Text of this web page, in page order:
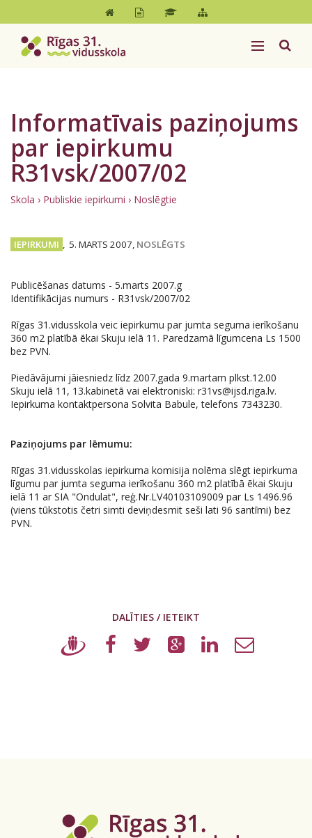
Informatīvais paziņojums
par iepirkumu
R31vsk/2007/02
Skola › Publiskie iepirkumi › Noslēgtie
IEPIRKUMI , 5. MARTS 2007, NOSLĒGTS
Publicēšanas datums - 5.marts 2007.g
Identifikācijas numurs - R31vsk/2007/02
Rīgas 31.vidusskola veic iepirkumu par jumta seguma ierīkošanu
360 m2 platībā ēkai Skuju ielā 11. Paredzamā līgumcena Ls 1500
bez PVN.
Piedāvājumi jāiesniedz līdz 2007.gada 9.martam plkst.12.00
Skuju ielā 11, 13.kabinetā vai elektroniski: r31vs@ijsd.riga.lv.
Iepirkuma kontaktpersona Solvita Babule, telefons 7343230.
Paziņojums par lēmumu:
Rīgas 31.vidusskolas iepirkuma komisija nolēma slēgt iepirkuma
līgumu par jumta seguma ierīkošanu 360 m2 platībā ēkai Skuju
ielā 11 ar SIA "Ondulat", reģ.Nr.LV40103109009 par Ls 1496.96
(viens tūkstotis četri simti deviņdesmit seši lati 96 santīmi) bez
PVN.
DALĪTIES / IETEIKT